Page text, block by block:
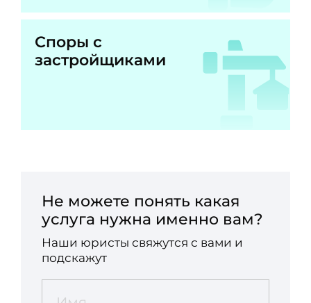
Споры с
застройщиками
Не можете понять какая
услуга нужна именно вам?
Наши юристы свяжутся с вами и
подскажут